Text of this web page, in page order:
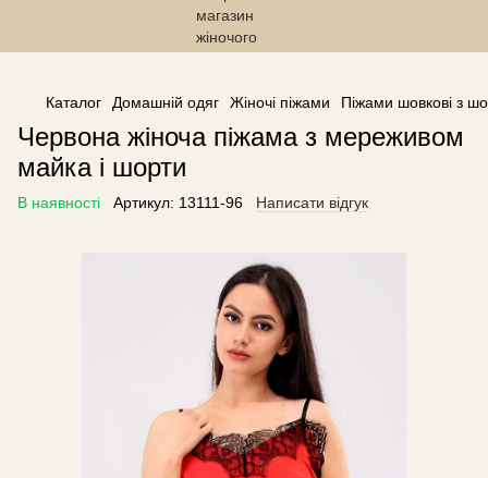
------------------------------------------------
Каталог Домашній одяг Жіночі піжами Піжами шовкові з
Червона жіноча піжама з мереживом
майка і шорти
В наявності Артикул: 13111-96 Написати відгук